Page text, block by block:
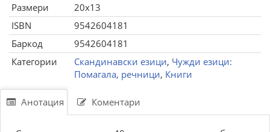
Размери
20x13
ISBN
9542604181
Баркод
9542604181
Категории
Скандинавски езици, Чужди езици:
Помагала, речници, Книги
Анотация Коментари